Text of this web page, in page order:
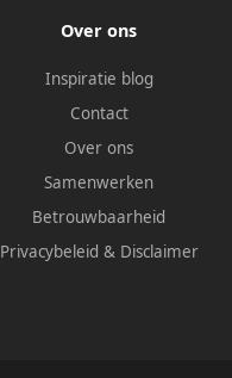
Over ons
Inspiratie blog
Contact
Over ons
Samenwerken
Betrouwbaarheid
Privacybeleid & Disclaimer